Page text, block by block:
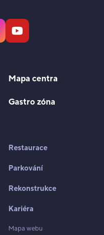
Mapa centra
Gastro zóna
Restaurace
Parkování
Rekonstrukce
Kariéra
Mapa webu